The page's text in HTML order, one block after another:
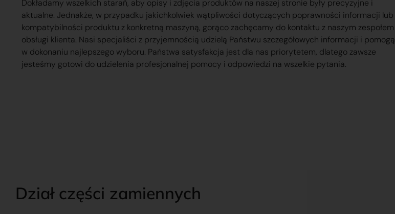
Dokładamy wszelkich starań, aby opisy i zdjęcia produktów na naszej stronie były precyzyjne i
aktualne. Jednakże, w przypadku jakichkolwiek wątpliwości dotyczących poprawności informacji lub
kompatybilności produktu z konkretną maszyną, gorąco zachęcamy do kontaktu z naszym zespołem
obsługi klienta. Nasi specjaliści z przyjemnością udzielą Państwu szczegółowych informacji i pomogą
w dokonaniu najlepszego wyboru. Państwa satysfakcja jest dla nas priorytetem, dlatego zawsze
jesteśmy gotowi do udzielenia profesjonalnej pomocy i odpowiedzi na wszelkie pytania.
Dział części zamiennych